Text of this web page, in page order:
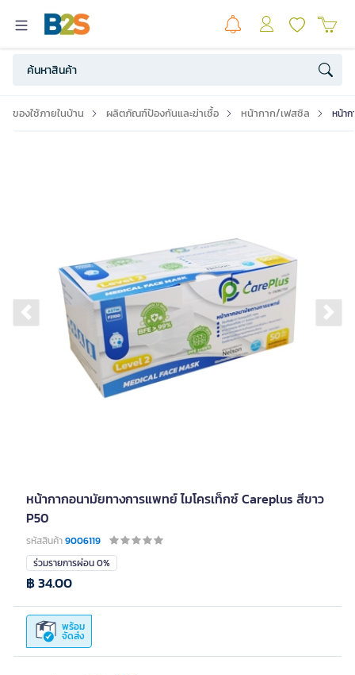
ของใช้ภายในบ้าน ผลิตภัณฑ์ป้องกันและฆ่าเชื้อ หน้ากาก/เฟสชิล หน้าก
Previous slide
หน้ากากอนามัยทางการแพทย์ ไมโครเท็กซ์ Careplus สีขาว
P50
รหัสสินค้า9006119
ร่วมรายการผ่อน 0%
พร้อม
จัดส่ง
฿ 34.00